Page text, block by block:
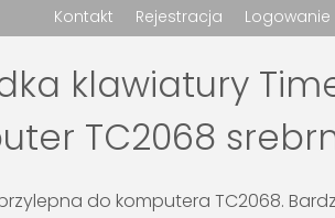
Logowanie
Rejestracja
Kontakt
klawiatury
TC2068
do komputera TC2068.